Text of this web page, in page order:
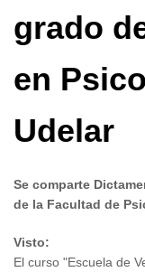
grado
en
Udelar
Se comparte
de la Facultad de
Visto:
El curso "Escuela de